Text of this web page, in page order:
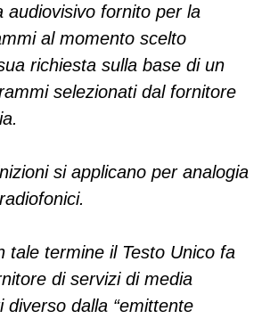
audiovisivo fornito per la
al momento scelto
richiesta sulla base di un
selezionati dal fornitore
si applicano per analogia
tale termine il Testo Unico fa
di servizi di media
diverso dalla “emittente